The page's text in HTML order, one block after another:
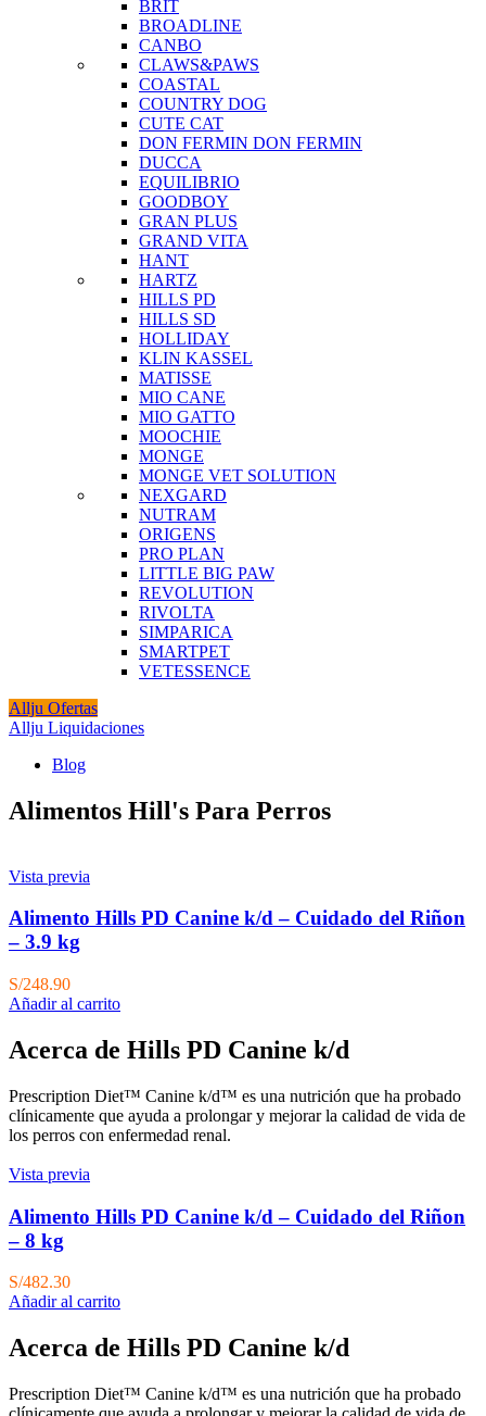
BRIT
BROADLINE
CANBO
CLAWS&PAWS
COASTAL
COUNTRY DOG
CUTE CAT
DON FERMIN DON FERMIN
DUCCA
EQUILIBRIO
GOODBOY
GRAN PLUS
GRAND VITA
HANT
HARTZ
HILLS PD
HILLS SD
HOLLIDAY
KLIN KASSEL
MATISSE
MIO CANE
MIO GATTO
MOOCHIE
MONGE
MONGE VET SOLUTION
NEXGARD
NUTRAM
ORIGENS
PRO PLAN
LITTLE BIG PAW
REVOLUTION
RIVOLTA
SIMPARICA
SMARTPET
VETESSENCE
Allju Ofertas
Allju Liquidaciones
Blog
Alimentos Hill's Para Perros
Vista previa
Alimento Hills PD Canine k/d – Cuidado del Riñon
– 3.9 kg
S/248.90
Añadir al carrito
Acerca de Hills PD Canine k/d
Prescription Diet™ Canine k/d™ es una nutrición que ha probado
clínicamente que ayuda a prolongar y mejorar la calidad de vida de
los perros con enfermedad renal.
Vista previa
Alimento Hills PD Canine k/d – Cuidado del Riñon
– 8 kg
S/482.30
Añadir al carrito
Acerca de Hills PD Canine k/d
Prescription Diet™ Canine k/d™ es una nutrición que ha probado